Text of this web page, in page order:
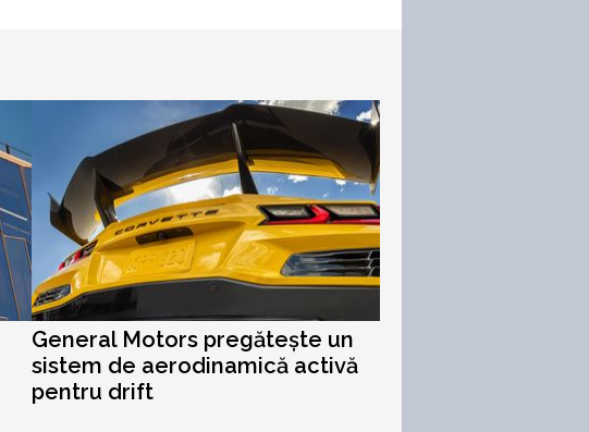
General Motors pregătește un
sistem de aerodinamică activă
pentru drift